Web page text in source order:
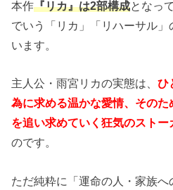
本作『リカ』は2部構成となっ
でいう「リカ」「リハーサル
います。
主人公・雨宮リカの実態は、ひ
為に求める温かな愛情、その
を追い求めていく狂気のストー
のです。
ただ純粋に「運命の人・家族